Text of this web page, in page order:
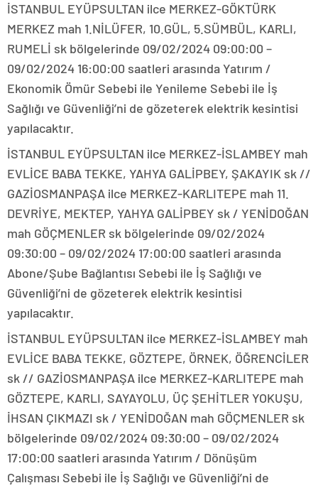
İSTANBUL EYÜPSULTAN ilce MERKEZ-GÖKTÜRK
MERKEZ mah 1.NİLÜFER, 10.GÜL, 5.SÜMBÜL, KARLI,
RUMELİ sk bölgelerinde 09/02/2024 09:00:00 –
09/02/2024 16:00:00 saatleri arasında Yatırım /
Ekonomik Ömür Sebebi ile Yenileme Sebebi ile İş
Sağlığı ve Güvenliği’ni de gözeterek elektrik kesintisi
yapılacaktır.
İSTANBUL EYÜPSULTAN ilce MERKEZ-İSLAMBEY mah
EVLİCE BABA TEKKE, YAHYA GALİPBEY, ŞAKAYIK sk //
GAZİOSMANPAŞA ilce MERKEZ-KARLITEPE mah 11.
DEVRİYE, MEKTEP, YAHYA GALİPBEY sk / YENİDOĞAN
mah GÖÇMENLER sk bölgelerinde 09/02/2024
09:30:00 – 09/02/2024 17:00:00 saatleri arasında
Abone/Şube Bağlantısı Sebebi ile İş Sağlığı ve
Güvenliği’ni de gözeterek elektrik kesintisi
yapılacaktır.
İSTANBUL EYÜPSULTAN ilce MERKEZ-İSLAMBEY mah
EVLİCE BABA TEKKE, GÖZTEPE, ÖRNEK, ÖĞRENCİLER
sk // GAZİOSMANPAŞA ilce MERKEZ-KARLITEPE mah
GÖZTEPE, KARLI, SAYAYOLU, ÜÇ ŞEHİTLER YOKUŞU,
İHSAN ÇIKMAZI sk / YENİDOĞAN mah GÖÇMENLER sk
bölgelerinde 09/02/2024 09:30:00 – 09/02/2024
17:00:00 saatleri arasında Yatırım / Dönüşüm
Çalışması Sebebi ile İş Sağlığı ve Güvenliği’ni de